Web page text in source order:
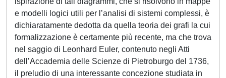
e modelli logici utili per l’analisi di sistemi complessi, è
dichiaratamente dedotta da quella teoria dei grafi la cui
formalizzazione è certamente più recente, ma che trova
nel saggio di Leonhard Euler, contenuto negli Atti
dell’Accademia delle Scienze di Pietroburgo del 1736,
il preludio di una interessante concezione studiata in